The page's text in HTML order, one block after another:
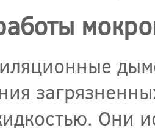
Они